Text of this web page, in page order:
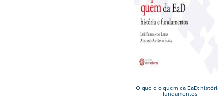
O que e o quem da EaD:
fundamentos